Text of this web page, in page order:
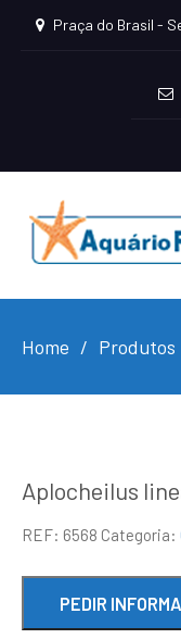
Praça do Brasil -
Home Produtos
Aplocheilus
REF: 6568 Categoria: